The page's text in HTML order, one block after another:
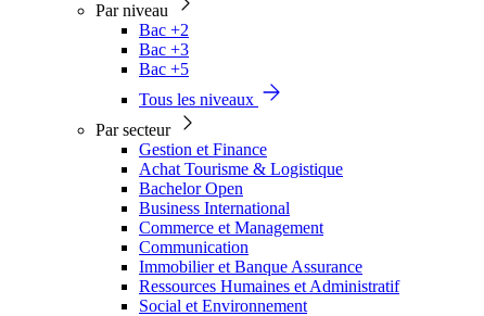
Par niveau
Bac +2
Bac +3
Bac +5
Tous les niveaux
Par secteur
Gestion et Finance
Achat Tourisme & Logistique
Bachelor Open
Business International
Commerce et Management
Communication
Immobilier et Banque Assurance
Ressources Humaines et Administratif
Social et Environnement